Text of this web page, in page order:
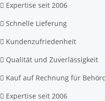
Expertise seit 2006
Schnelle Lieferung
Kundenzufriedenheit
Qualität und Zuverlässigkeit
Kauf auf Rechnung für
Expertise seit 2006